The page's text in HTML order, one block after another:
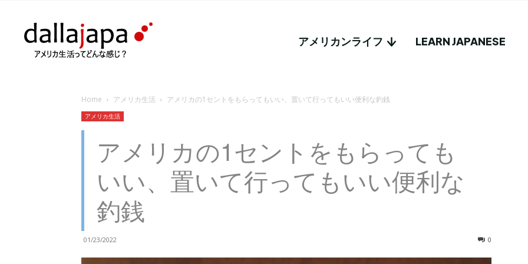
アメリカンライフ LEARN JAPANESE
Home アメリカ生活 アメリカの1セントをもらってもいい、置いて行ってもいい便利な釣銭
アメリカ生活
アメリカの1セントをもらっても
いい、置いて行ってもいい便利な
釣銭
01/23/2022 0